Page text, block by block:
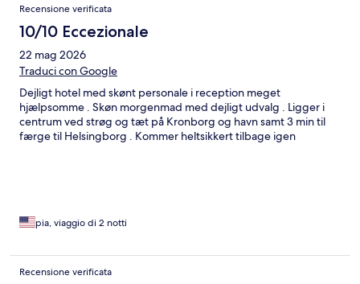
Recensione verificata
10/10 Eccezionale
22 mag 2026
Traduci con Google
Dejligt hotel med skønt personale i reception meget
hjælpsomme . Skøn morgenmad med dejligt udvalg . Ligger i
centrum ved strøg og tæt på Kronborg og havn samt 3 min til
færge til Helsingborg . Kommer heltsikkert tilbage igen
pia, viaggio di 2 notti
Recensione verificata